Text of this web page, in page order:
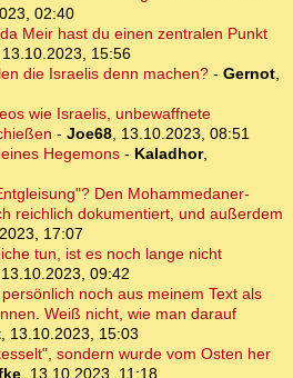
02:40
Meir hast du einen zentralen Punkt
13.10.2023, 15:56
die Israelis denn machen?- Gernot,
wie Israelis, unbewaffnete
- Joe68, 13.10.2023, 08:51
Hegemons- Kaladhor,
Den Mohammedaner-
reichlich dokumentiert, und außerdem
17:07
tun, ist es noch lange nicht
13.10.2023, 09:42
noch aus meinem Text als
Weiß nicht, wie man darauf
, 13.10.2023, 15:03
sondern wurde vom Osten her
, 13.10.2023, 11:18